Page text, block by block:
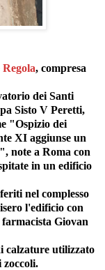
, compresa
dei Santi
Sisto V Peretti,
"Ospizio dei
XI aggiunse un
note a Roma con
in un edificio
nel complesso
l'edificio con
Giovan
calzature utilizzato
zoccoli.